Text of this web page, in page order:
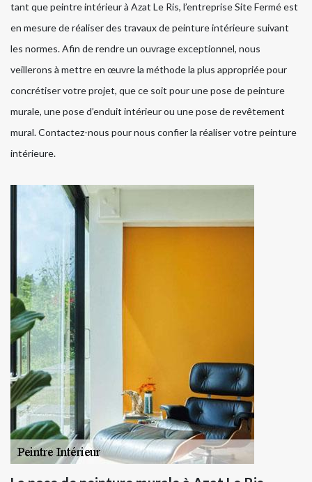
tant que peintre intérieur à Azat Le Ris, l’entreprise Site Fermé est
en mesure de réaliser des travaux de peinture intérieure suivant
les normes. Afin de rendre un ouvrage exceptionnel, nous
veillerons à mettre en œuvre la méthode la plus appropriée pour
concrétiser votre projet, que ce soit pour une pose de peinture
murale, une pose d’enduit intérieur ou une pose de revêtement
mural. Contactez-nous pour nous confier la réaliser votre peinture
intérieure.